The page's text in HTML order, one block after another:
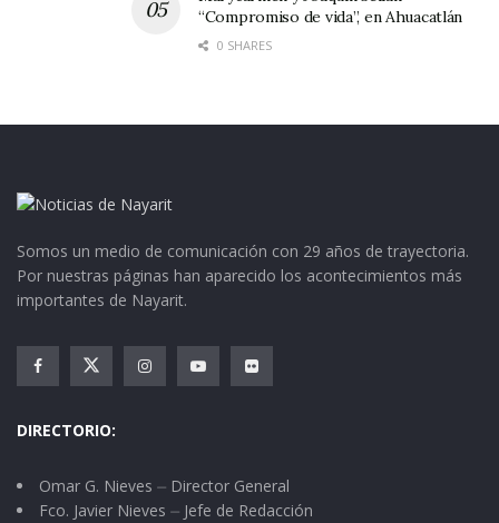
“Compromiso de vida”, en Ahuacatlán
0 SHARES
Somos un medio de comunicación con 29 años de trayectoria.
Por nuestras páginas han aparecido los acontecimientos más
importantes de Nayarit.
DIRECTORIO:
Omar G. Nieves ⏤ Director General
Fco. Javier Nieves ⏤ Jefe de Redacción